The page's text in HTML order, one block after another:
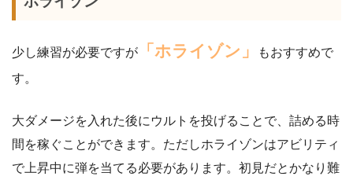
少し練習が必要ですが 「ホライゾン」
もおすすめで
す。
大ダメージを入れた後にウルトを投げることで、詰める時
間を稼ぐことができます。ただしホライゾンはアビリティ
で上昇中に弾を当てる必要があります。初見だとかなり難